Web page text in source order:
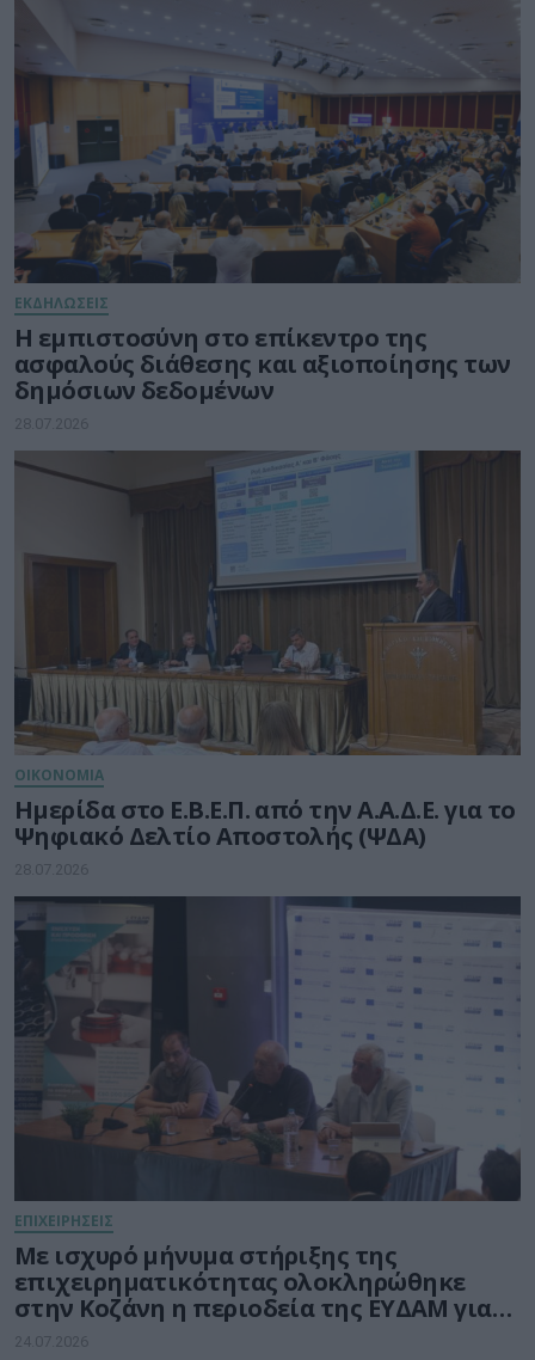
ΕΚΔΗΛΩΣΕΙΣ
Η εμπιστοσύνη στο επίκεντρο της
ασφαλούς διάθεσης και αξιοποίησης των
δημόσιων δεδομένων
28.07.2026
ΟΙΚΟΝΟΜΙΑ
Ημερίδα στο Ε.Β.Ε.Π. από την Α.Α.Δ.Ε. για το
Ψηφιακό Δελτίο Αποστολής (ΨΔΑ)
28.07.2026
ΕΠΙΧΕΙΡΗΣΕΙΣ
Με ισχυρό μήνυμα στήριξης της
επιχειρηματικότητας ολοκληρώθηκε
στην Κοζάνη η περιοδεία της ΕΥΔΑΜ για
τις νέες δράσεις ύψους 140 εκατ. ευρώ
24.07.2026